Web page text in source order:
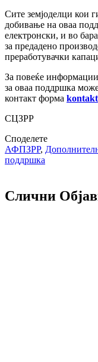
Сите земјоделци кои
добивање на оваа
електронски, и во
за предадено
преработувачки
За повеќе
за оваа поддршка
контакт форма
СЦЗРР
Споделете
АФПЗРР,
поддршка
Слични